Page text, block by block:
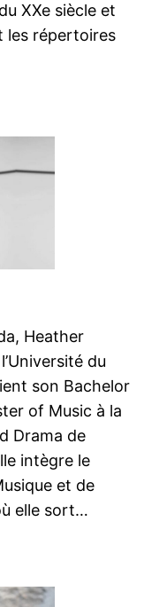
XXe siècle et
les répertoires
Heather
du
son Bachelor
of Music à la
Drama de
intègre le
et de
elle sort…